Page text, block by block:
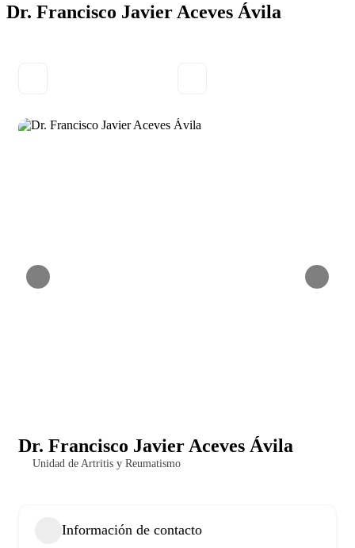
Dr. Francisco Javier Aceves Ávila
Dr. Francisco Javier Aceves Ávila
Unidad de Artritis y Reumatismo
Información de contacto